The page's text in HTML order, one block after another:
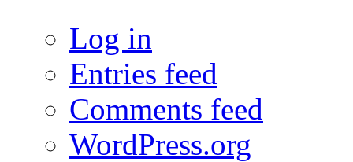
Log in
Entries feed
Comments feed
WordPress.org